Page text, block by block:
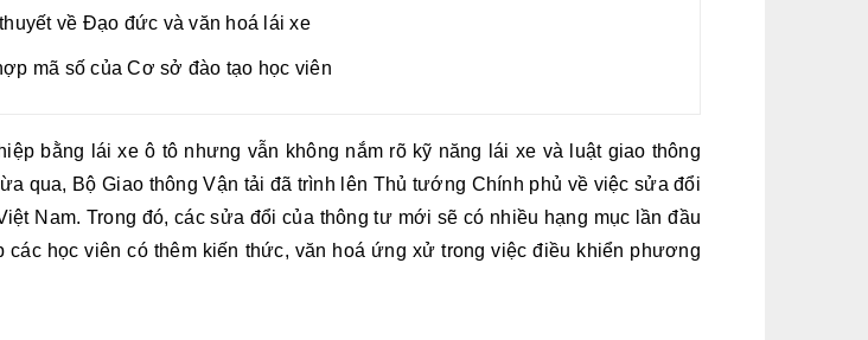
về Đạo đức và văn hoá lái xe
mã số của Cơ sở đào tạo học viên
bằng lái xe ô tô nhưng vẫn không nắm rõ kỹ năng lái xe và luật giao thông
qua, Bộ Giao thông Vận tải đã trình lên Thủ tướng Chính phủ về việc sửa đổi
Nam. Trong đó, các sửa đổi của thông tư mới sẽ có nhiều hạng mục lần đầu
học viên có thêm kiến thức, văn hoá ứng xử trong việc điều khiển phương